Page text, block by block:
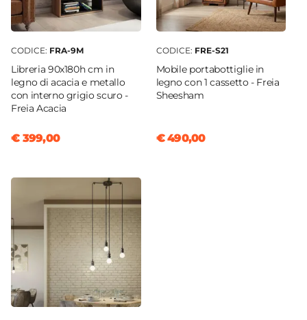
CODICE: FRA-9M
Libreria 90x180h cm in
legno di acacia e metallo
con interno grigio scuro -
Freia Acacia
€ 399,00
CODICE: FRE-S21
Mobile portabottiglie in
legno con 1 cassetto - Freia
Sheesham
€ 490,00